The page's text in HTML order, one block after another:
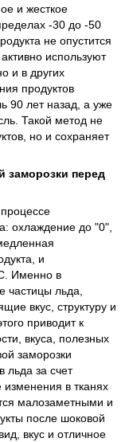
и жесткое
-30 до -50
не опустится
используют
и в других
продуктов
90 лет назад, а уже
Такой метод не
но и сохраняет
заморозки перед
охлаждение до "0",
и
Именно в
частицы льда,
вкус, структуру и
приводит к
вкуса, полезных
заморозки
льда за счет
изменения в тканях
малозаметными и
после шоковой
вкус и отличное